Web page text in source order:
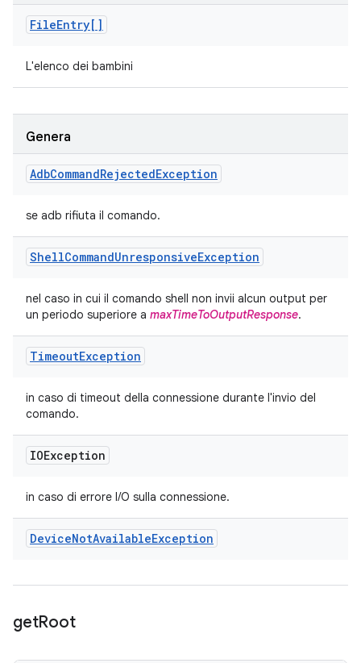
FileEntry[]
L'elenco dei bambini
Genera
AdbCommandRejectedException
se adb rifiuta il comando.
ShellCommandUnresponsiveException
nel caso in cui il comando shell non invii alcun output per
un periodo superiore a maxTimeToOutputResponse.
TimeoutException
in caso di timeout della connessione durante l'invio del
comando.
IOException
in caso di errore I/O sulla connessione.
DeviceNotAvailableException
getRoot